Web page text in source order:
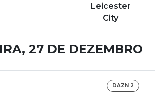
Leicester
City
27 DE DEZEMBRO
DAZN 2